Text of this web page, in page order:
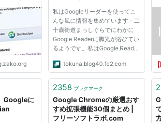
ト
メントサービス
の送金などが可能
（隠しコマンド）
面で以下のワードを入力すると、いろいろ起
私はGoogleリーダーを使ってこ
んな風に情報を集めています - 二
十歳街道まっしぐらでにわかに
Google Readerに脚光が浴びてい
るようです。私はGoogle Reader
をメインのRSSリーダーとして使
ってきて、いくつか知っている事
少なくありませんでし
tokuna.blog40.fc2.com
Googleに
2358 ブックマーク
Google Chromeの厳選おす
すめ拡張機能30個まとめ |
フリーソフトラボ.com